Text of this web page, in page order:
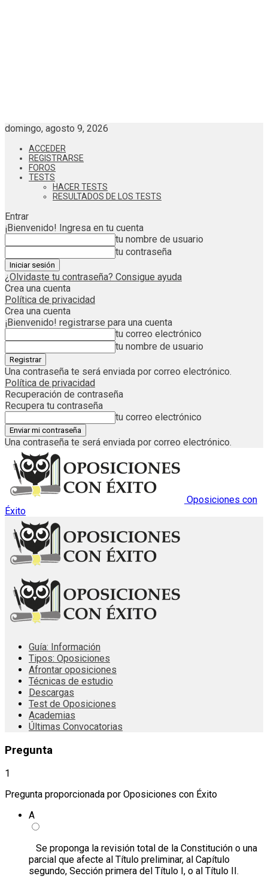
domingo, agosto 9, 2026
ACCEDER
REGISTRARSE
FOROS
TESTS
HACER TESTS
RESULTADOS DE LOS TESTS
Entrar
¡Bienvenido! Ingresa en tu cuenta
tu nombre de usuario
tu contraseña
¿Olvidaste tu contraseña? Consigue ayuda
Crea una cuenta
Política de privacidad
Crea una cuenta
¡Bienvenido! registrarse para una cuenta
tu correo electrónico
tu nombre de usuario
Una contraseña te será enviada por correo electrónico.
Política de privacidad
Recuperación de contraseña
Recupera tu contraseña
tu correo electrónico
Una contraseña te será enviada por correo electrónico.
Oposiciones con
Éxito
Guía: Información
Tipos: Oposiciones
Afrontar oposiciones
Técnicas de estudio
Descargas
Test de Oposiciones
Academias
Últimas Convocatorias
Pregunta
1
Pregunta proporcionada por Oposiciones con Éxito
A
Se proponga la revisión total de la Constitución o una
parcial que afecte al Título preliminar, al Capítulo
segundo, Sección primera del Título I, o al Título II.